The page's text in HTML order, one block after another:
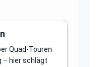
Quad-Touren
– hier schlägt